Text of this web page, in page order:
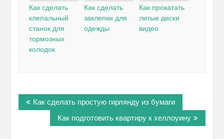
Как сделать
клепальный
станок для
тормозных
колодок
Как сделать
заклепки для
одежды
Как прокатать
литые диски
видео
по Как сделать простую гирлянду из бумаги
Как подготовить квартиру к хеллоуину